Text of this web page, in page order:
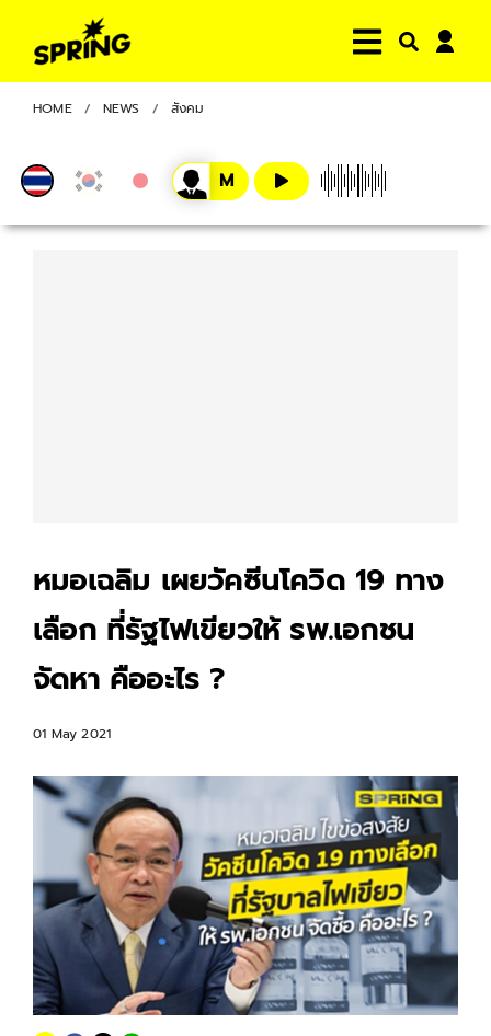
HOME NEWS สังคม
หมอเฉลิม เผยวัคซีนโควิด 19 ทาง
เลือก ที่รัฐไฟเขียวให้ รพ.เอกชน
จัดหา คืออะไร ?
01 May 2021